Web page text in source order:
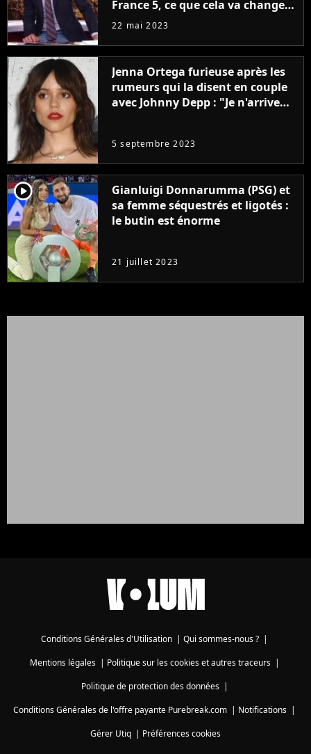
France 5, ce que cela va changer
à la rentrée
22 mai 2023
Jenna Ortega furieuse après les
rumeurs qui la disent en couple
avec Johnny Depp : "Je n'arrive
5 septembre 2023
player2
Gianluigi Donnarumma (PSG) et
sa femme séquestrés et ligotés :
le butin est énorme
21 juillet 2023
Conditions Générales d'Utilisation | Qui sommes-nous ? |
Mentions légales| Politique sur les cookies et autres traceurs|
Politique de protection des données|
Conditions Générales de l'offre payante Purebreak.com | Notifications |
Gérer Utiq | Préférences cookies